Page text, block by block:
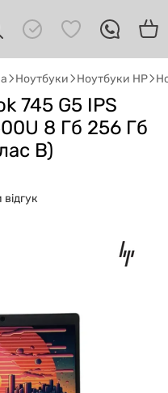
Ноутбуки Ноутбуки HP
745 G5 IPS
8 Гб 256 Гб
B)
техніку.